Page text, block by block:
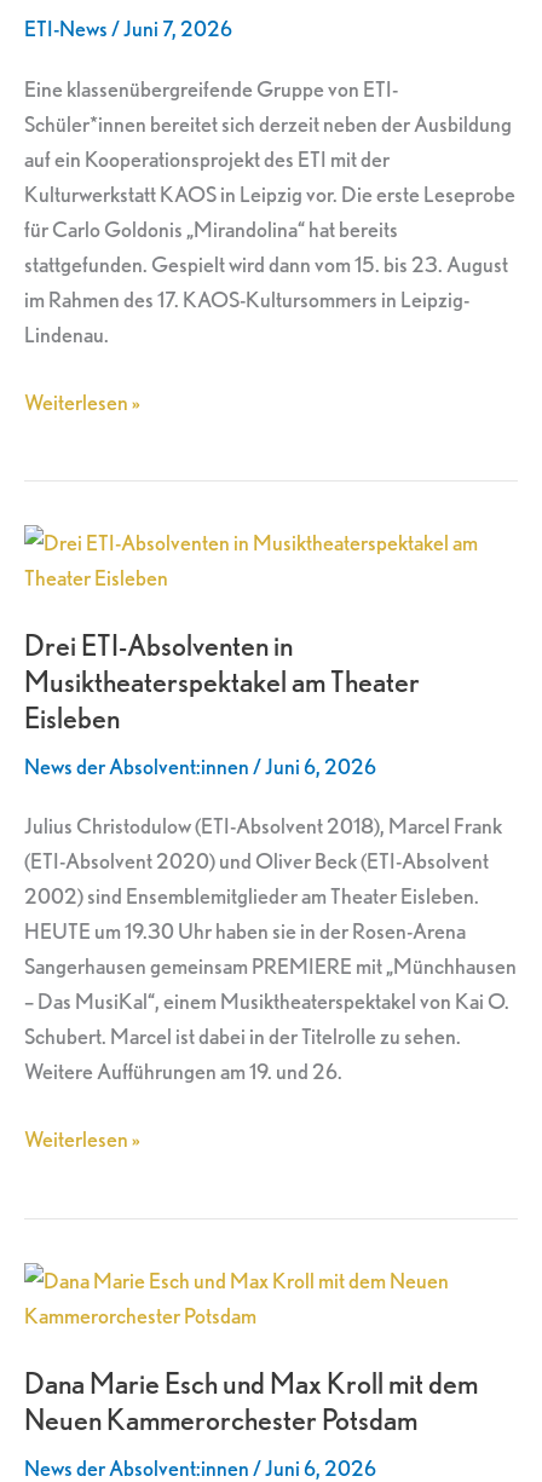
ETI-News/Juni 7, 2026
Eine klassenübergreifende Gruppe von ETI-
Schüler*innen bereitet sich derzeit neben der Ausbildung
auf ein Kooperationsprojekt des ETI mit der
Kulturwerkstatt KAOS in Leipzig vor. Die erste Leseprobe
für Carlo Goldonis „Mirandolina“ hat bereits
stattgefunden. Gespielt wird dann vom 15. bis 23. August
im Rahmen des 17. KAOS-Kultursommers in Leipzig-
Lindenau.
Weiterlesen »
Drei ETI-Absolventen in
Musiktheaterspektakel am Theater
Eisleben
News der Absolvent:innen/Juni 6, 2026
Julius Christodulow (ETI-Absolvent 2018), Marcel Frank
(ETI-Absolvent 2020) und Oliver Beck (ETI-Absolvent
2002) sind Ensemblemitglieder am Theater Eisleben.
HEUTE um 19.30 Uhr haben sie in der Rosen-Arena
Sangerhausen gemeinsam PREMIERE mit „Münchhausen
– Das MusiKal“, einem Musiktheaterspektakel von Kai O.
Schubert. Marcel ist dabei in der Titelrolle zu sehen.
Weitere Aufführungen am 19. und 26.
Drei
ETI-
in
Musiktheaterspektakel
am
Weiterlesen »
Dana Marie Esch und Max Kroll mit dem
Neuen Kammerorchester Potsdam
News der Absolvent:innen/Juni 6, 2026
Dana
Marie
und
Max
Kroll